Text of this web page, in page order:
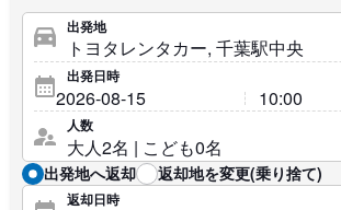
出発地
出発日時
人数
出発地へ返却 返却地を変更(乗り捨て)
返却日時